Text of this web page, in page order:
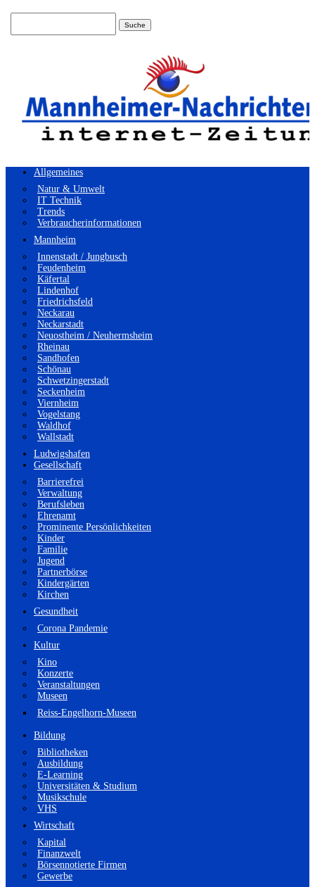
Allgemeines
Natur & Umwelt
IT Technik
Trends
Verbraucherinformationen
Mannheim
Innenstadt / Jungbusch
Feudenheim
Käfertal
Lindenhof
Friedrichsfeld
Neckarau
Neckarstadt
Neuostheim / Neuhermsheim
Rheinau
Sandhofen
Schönau
Schwetzingerstadt
Seckenheim
Viernheim
Vogelstang
Waldhof
Wallstadt
Ludwigshafen
Gesellschaft
Barrierefrei
Verwaltung
Berufsleben
Ehrenamt
Prominente Persönlichkeiten
Kinder
Familie
Jugend
Partnerbörse
Kindergärten
Kirchen
Gesundheit
Corona Pandemie
Kultur
Kino
Konzerte
Veranstaltungen
Museen
Reiss-Engelhorn-Museen
Bildung
Bibliotheken
Ausbildung
E-Learning
Universitäten & Studium
Musikschule
VHS
Wirtschaft
Kapital
Finanzwelt
Börsennotierte Firmen
Gewerbe